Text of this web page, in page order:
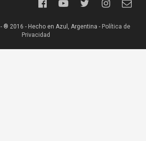
® 2016 - Hecho en Azul, Argentina - Política de
Privacidad